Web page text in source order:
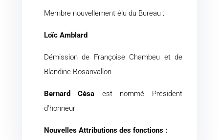
Membre nouvellement élu du Bureau :
Loïc Amblard
Démission de Françoise Chambeu et de
Blandine Rosanvallon
Bernard Césa est nommé Président
d’honneur
Nouvelles Attributions des fonctions :